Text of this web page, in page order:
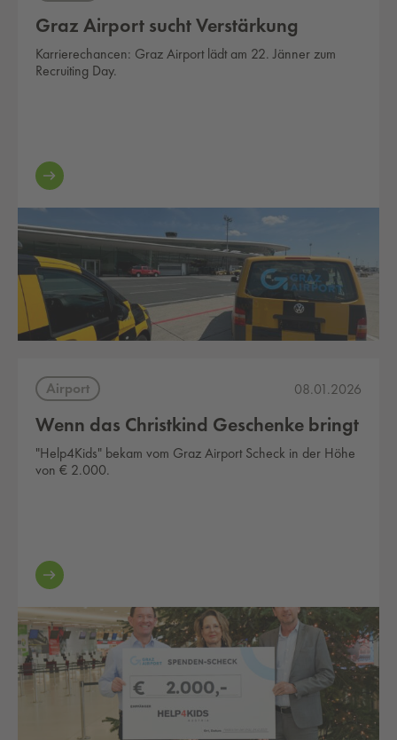
Graz Airport sucht Verstärkung
Karrierechancen: Graz Airport lädt am 22. Jänner zum
Recruiting Day.
Airport 08.01.2026
Wenn das Christkind Geschenke bringt
"Help4Kids" bekam vom Graz Airport Scheck in der Höhe
von € 2.000.